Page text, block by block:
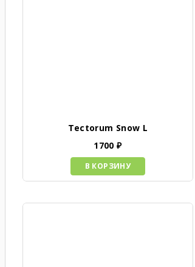
Tectorum Snow L
1700₽
В КОРЗИНУ